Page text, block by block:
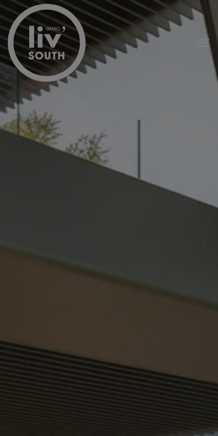
Menu overslaan en naar de inhoud gaan